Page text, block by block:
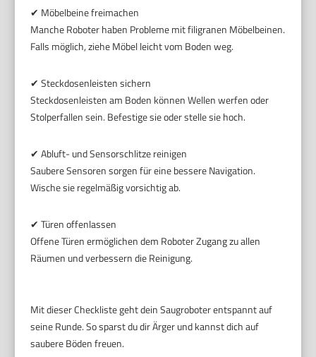
✔ Möbelbeine freimachen
Manche Roboter haben Probleme mit filigranen Möbelbeinen.
Falls möglich, ziehe Möbel leicht vom Boden weg.
✔ Steckdosenleisten sichern
Steckdosenleisten am Boden können Wellen werfen oder
Stolperfallen sein. Befestige sie oder stelle sie hoch.
✔ Abluft- und Sensorschlitze reinigen
Saubere Sensoren sorgen für eine bessere Navigation.
Wische sie regelmäßig vorsichtig ab.
✔ Türen offenlassen
Offene Türen ermöglichen dem Roboter Zugang zu allen
Räumen und verbessern die Reinigung.
Mit dieser Checkliste geht dein Saugroboter entspannt auf
seine Runde. So sparst du dir Ärger und kannst dich auf
saubere Böden freuen.